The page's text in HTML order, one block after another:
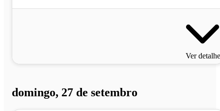
Ver
domingo, 27 de setembro